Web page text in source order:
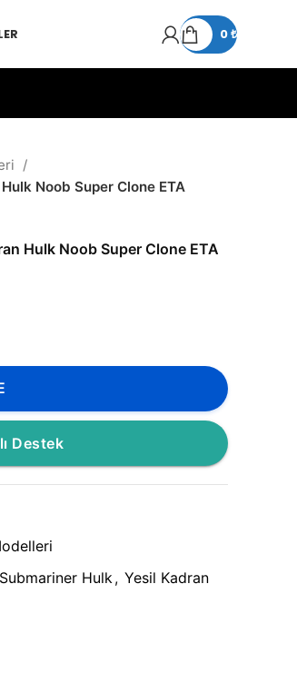
0₺
Noob Super Clone ETA
Hulk Noob Super Clone ETA
Destek
Submariner Hulk , Yesil Kadran